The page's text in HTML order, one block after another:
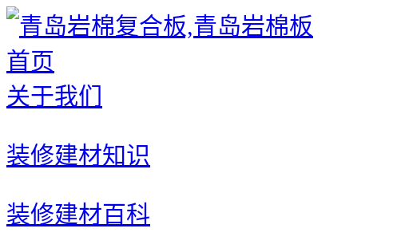
首页
关于我们
装修建材知识
装修建材百科